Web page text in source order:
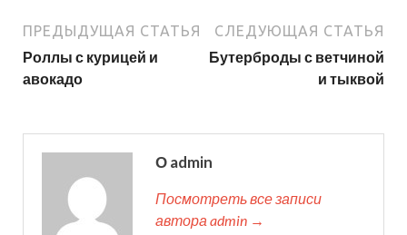
ПРЕДЫДУЩАЯ СТАТЬЯ
Роллы с курицей и
авокадо
СЛЕДУЮЩАЯ СТАТЬЯ
Бутерброды с ветчиной
и тыквой
О admin
Посмотреть все записи
автора admin →